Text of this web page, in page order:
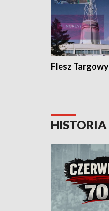
Flesz Targowy
HISTORIA